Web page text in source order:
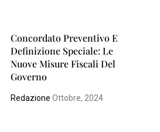
Concordato Preventivo E
Definizione Speciale: Le
Nuove Misure Fiscali Del
Governo
Redazione Ottobre, 2024